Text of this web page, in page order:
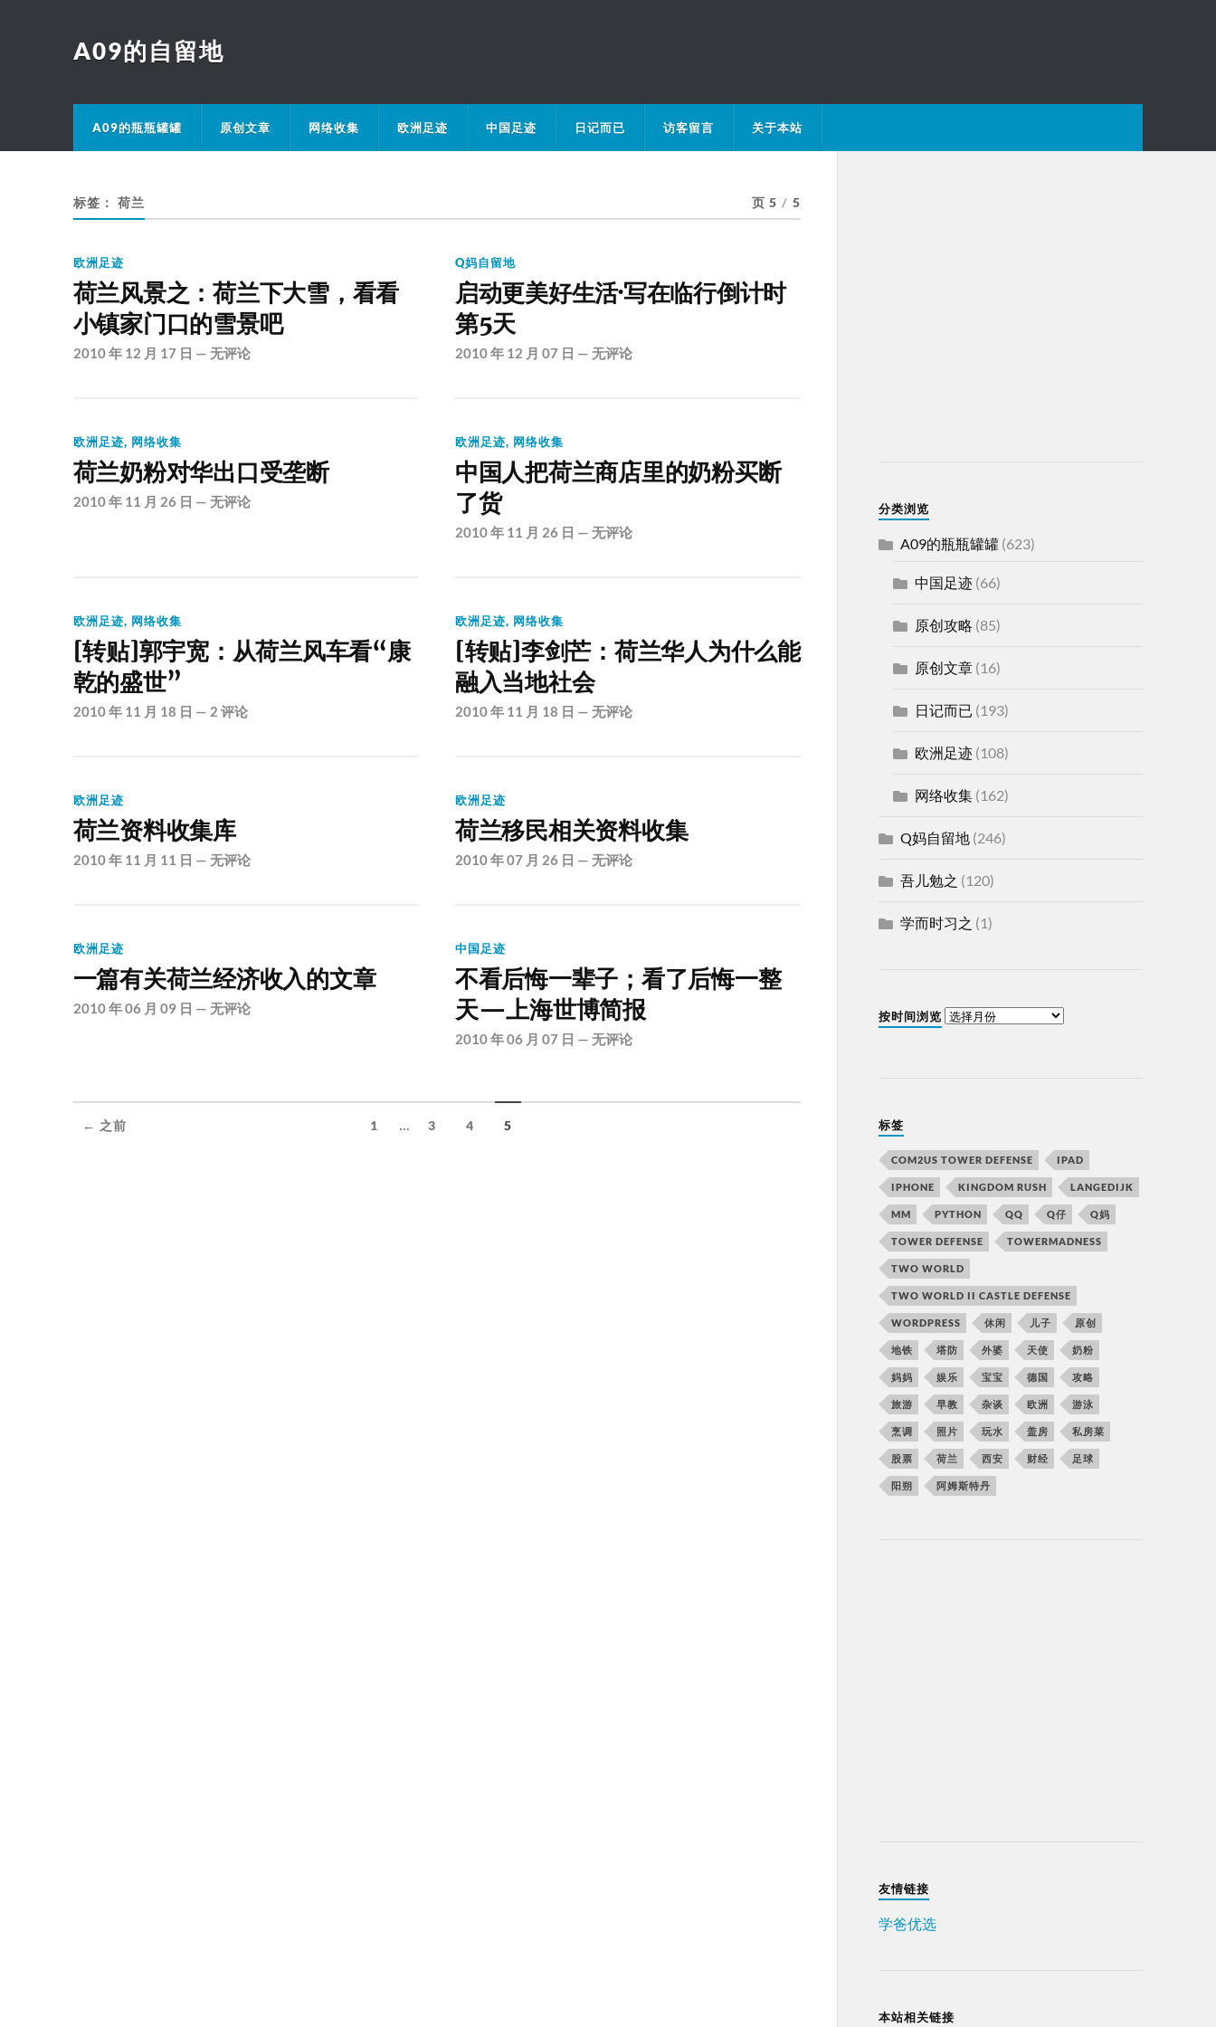
A09的自留地
A09的瓶瓶罐罐 原创文章 网络收集 欧洲足迹 中国足迹 日记而已 访客留言 关于本站
标签： 荷兰 页 5 / 5
欧洲足迹
荷兰风景之：荷兰下大雪，看看
小镇家门口的雪景吧
2010 年 12 月 17 日 — 无评论
Q妈自留地
启动更美好生活·写在临行倒计时
第5天
2010 年 12 月 07 日 — 无评论
欧洲足迹, 网络收集
荷兰奶粉对华出口受垄断
2010 年 11 月 26 日 — 无评论
欧洲足迹, 网络收集
中国人把荷兰商店里的奶粉买断
了货
2010 年 11 月 26 日 — 无评论
欧洲足迹, 网络收集
[转贴]郭宇宽：从荷兰风车看“康
乾的盛世”
2010 年 11 月 18 日 — 2 评论
欧洲足迹, 网络收集
[转贴]李剑芒：荷兰华人为什么能
融入当地社会
2010 年 11 月 18 日 — 无评论
欧洲足迹
荷兰资料收集库
2010 年 11 月 11 日 — 无评论
欧洲足迹
荷兰移民相关资料收集
2010 年 07 月 26 日 — 无评论
欧洲足迹
一篇有关荷兰经济收入的文章
2010 年 06 月 09 日 — 无评论
中国足迹
不看后悔一辈子；看了后悔一整
天—上海世博简报
2010 年 06 月 07 日 — 无评论
← 之前 1 ... 3 4 5
分类浏览
A09的瓶瓶罐罐(623)
中国足迹(66)
原创攻略 (85)
原创文章(16)
日记而已 (193)
欧洲足迹(108)
网络收集(162)
Q妈自留地(246)
吾儿勉之 (120)
学而时习之 (1)
按时间浏览
标签
COM2US TOWER DEFENSE IPAD
IPHONE KINGDOM RUSH LANGEDIJK
MM PYTHON QQ Q仔 Q妈
TOWER DEFENSE TOWERMADNESS
TWO WORLD
TWO WORLD II CASTLE DEFENSE
WORDPRESS 休闲 儿子 原创
地铁 塔防 外婆 天使 奶粉
妈妈 娱乐 宝宝 德国 攻略
旅游 早教 杂谈 欧洲 游泳
烹调 照片 玩水 盖房 私房菜
股票 荷兰 西安 财经 足球
阳朔 阿姆斯特丹
友情链接
学爸优选
本站相关链接